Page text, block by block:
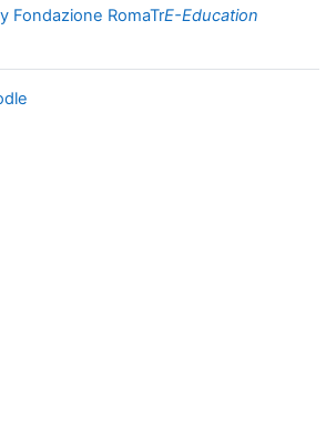
Fondazione RomaTrE-Education